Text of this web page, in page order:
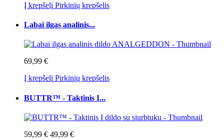
Į krepšelį Pirkinių krepšelis
Labai ilgas analinis...
69,99 €
Į krepšelį Pirkinių krepšelis
BUTTR™ - Taktinis I...
59,99 € 49,99 €